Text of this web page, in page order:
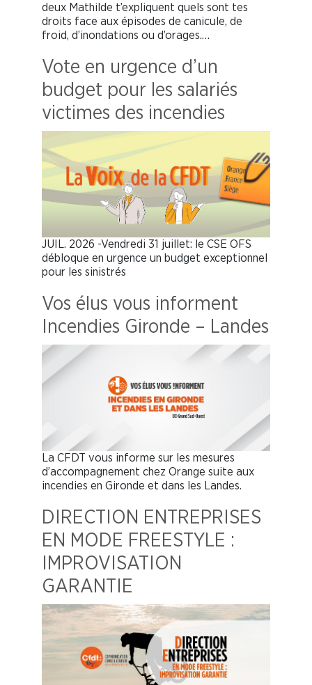
deux Mathilde t’expliquent quels sont tes
droits face aux épisodes de canicule, de
froid, d’inondations ou d’orages.…
Vote en urgence d’un
budget pour les salariés
victimes des incendies
JUIL. 2026 -Vendredi 31 juillet: le CSE OFS
débloque en urgence un budget exceptionnel
pour les sinistrés
Vos élus vous informent
Incendies Gironde – Landes
La CFDT vous informe sur les mesures
d’accompagnement chez Orange suite aux
incendies en Gironde et dans les Landes.
DIRECTION ENTREPRISES
EN MODE FREESTYLE :
IMPROVISATION
GARANTIE